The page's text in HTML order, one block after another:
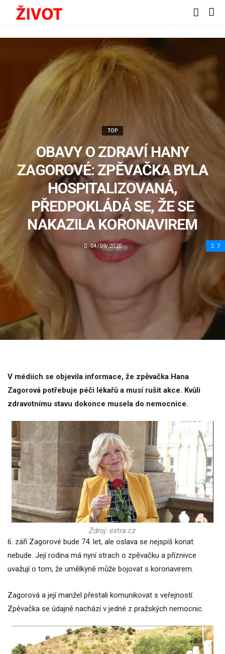
TOP
OBAVY O ZDRAVÍ HANY
ZAGOROVÉ: ZPĚVAČKA BYLA
HOSPITALIZOVANÁ,
PŘEDPOKLÁDÁ SE, ŽE SE
NAKAZILA KORONAVIREM
04/09/2020 7
V médiích se objevila informace, že zpěvačka Hana
Zagorová potřebuje péči lékařů a musí rušit akce. Kvůli
zdravotnímu stavu dokonce musela do nemocnice.
Zdroj: extra.cz
6. září Zagorové bude 74. let, ale oslava se nejspíš konat
nebude. Její rodina má nyní strach o zpěvačku a příznivce
uvažují o tom, že umělkyně může bojovat s koronavirem.
Zagorová a její manžel přestali komunikovat s veřejností.
Zpěvačka se údajně nachází v jedné z pražských nemocnic.